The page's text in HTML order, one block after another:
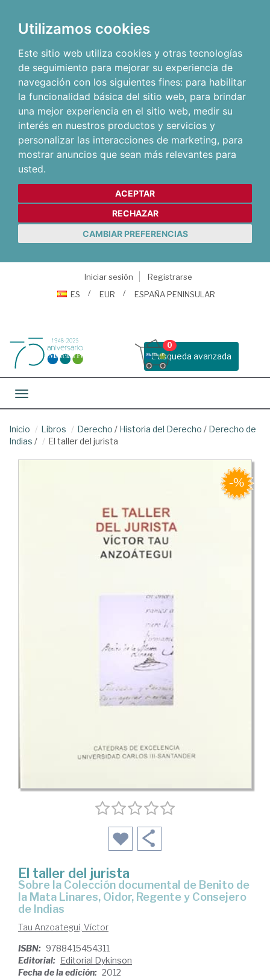
Utilizamos cookies
Este sitio web utiliza cookies y otras tecnologías
de seguimiento para mejorar su experiencia de
navegación con los siguientes fines: para habilitar
la funcionalidad básica del sitio web, para brindar
una mejor experiencia en el sitio web, medir su
interés en nuestros productos y servicios y
personalizar las interacciones de marketing, para
mostrar anuncios que sean más relevantes para
usted.
ACEPTAR
RECHAZAR
CAMBIAR PREFERENCIAS
Iniciar sesión
Registrarse
ES
EUR ESPAÑA PENINSULAR
Busqueda avanzada
0
Toggle navigation
Inicio Libros Derecho / Historia del Derecho / Derecho de
Indias / El taller del jurista
El taller del jurista
sobre la Colección documental de Benito de
la Mata Linares, Oidor, Regente y Consejero
de Indias
Tau Anzoategui, Víctor
ISBN: 9788415454311
Editorial: Editorial Dykinson
Fecha de la edición: 2012